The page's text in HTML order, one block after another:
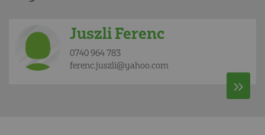
Juszli Ferenc
0740 964 783
ferenc.juszli@yahoo.com